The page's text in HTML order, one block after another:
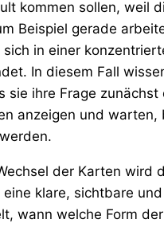
kommen sollen, weil
Beispiel gerade
in einer
In diesem Fall
sie ihre Frage zunächst
anzeigen und warten,
der Karten wird
klare, sichtbare
wann welche Form der